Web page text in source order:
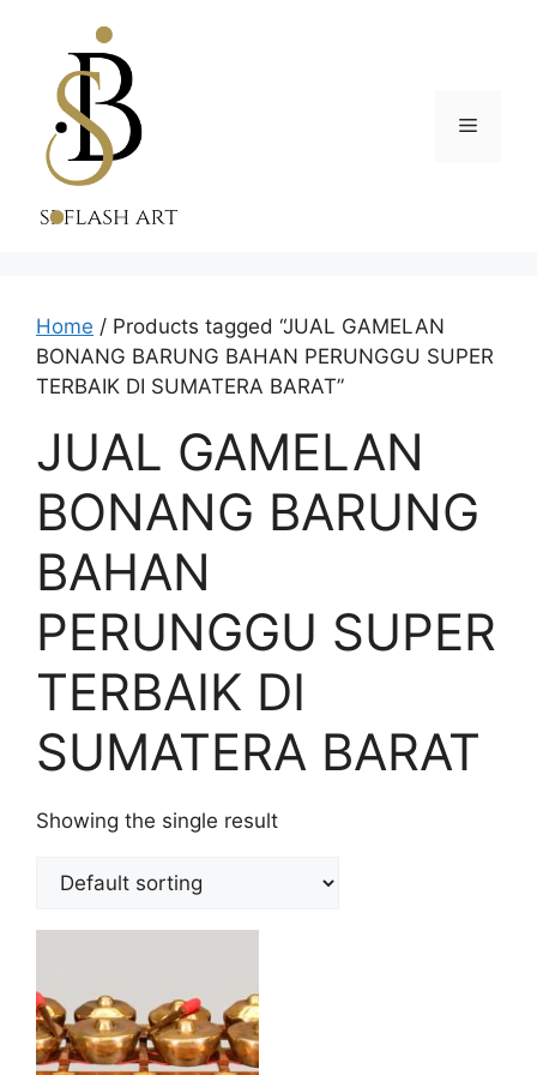
content
Menu
Home / Products tagged “JUAL GAMELAN
BONANG BARUNG BAHAN PERUNGGU SUPER
TERBAIK DI SUMATERA BARAT”
JUAL GAMELAN
BONANG BARUNG
BAHAN
PERUNGGU SUPER
TERBAIK DI
SUMATERA BARAT
Showing the single result